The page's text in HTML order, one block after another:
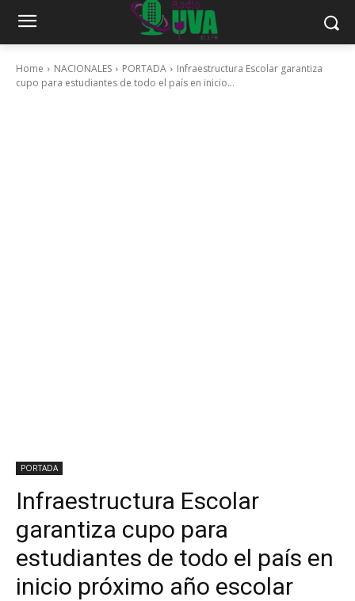
Home NACIONALES PORTADA
Infraestructura Escolar garantiza
cupo para estudiantes de todo el país en inicio...
PORTADA
Infraestructura Escolar
garantiza cupo para
estudiantes de todo el país en
inicio próximo año escolar